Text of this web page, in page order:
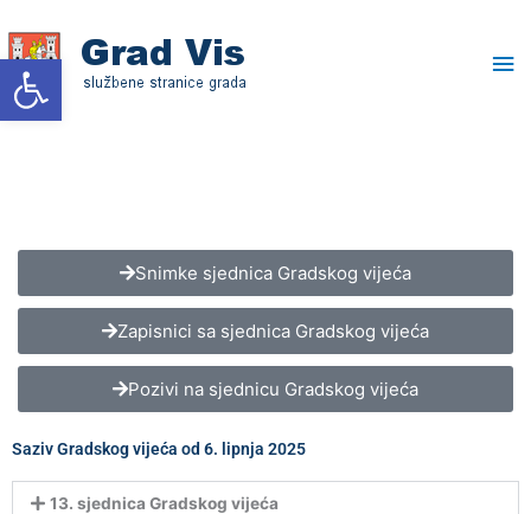
to
content
Snimke sjednica Gradskog vijeća
Zapisnici sa sjednica Gradskog vijeća
Pozivi na sjednicu Gradskog vijeća
Saziv Gradskog vijeća od 6. lipnja 2025
13. sjednica Gradskog vijeća
Open toolbar